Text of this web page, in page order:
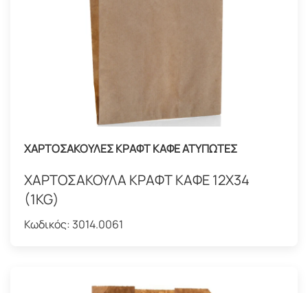
ΧΑΡΤΟΣΑΚΟΥΛΕΣ ΚΡΑΦΤ ΚΑΦΕ ΑΤΥΠΩΤΕΣ
ΧΑΡΤΟΣΑΚΟΥΛΑ ΚΡΑΦΤ ΚΑΦΕ 12Χ34
(1KG)
Κωδικός: 3014.0061